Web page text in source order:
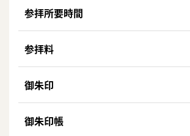
参拝所要時間
参拝料
御朱印
御朱印帳